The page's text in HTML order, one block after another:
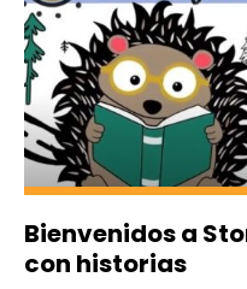
Bienvenidos a
con historias